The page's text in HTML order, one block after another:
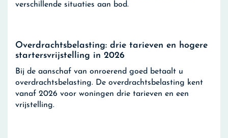
verschillende situaties aan bod.
Overdrachtsbelasting: drie tarieven en hogere
startersvrijstelling in 2026
Bij de aanschaf van onroerend goed betaalt u
overdrachtsbelasting. De overdrachtsbelasting kent
vanaf 2026 voor woningen drie tarieven en een
vrijstelling.